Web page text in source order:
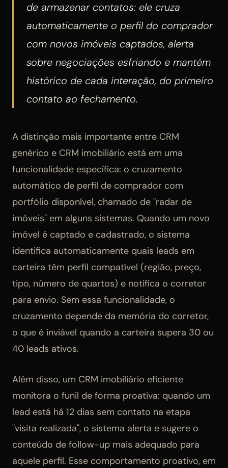
de armazenar contatos: ele cruza
automaticamente o perfil do comprador
com novos imóveis captados, alerta
sobre negociações esfriando e mantém
histórico de cada interação, do primeiro
contato ao fechamento.
A distinção mais importante entre CRM
genérico e CRM imobiliário está em uma
funcionalidade específica: o cruzamento
automático de perfil de comprador com
portfólio disponível, chamado de "radar de
imóveis" em alguns sistemas. Quando um novo
imóvel é captado e cadastrado, o sistema
identifica automaticamente quais leads em
carteira têm perfil compatível (região, preço,
tipo, número de quartos) e notifica o corretor
para envio. Sem essa funcionalidade, o
cruzamento depende da memória do corretor,
o que é inviável quando a carteira supera 30 ou
40 leads ativos.
Além disso, um CRM imobiliário eficiente
monitora o funil de forma proativa: quando um
lead está há 12 dias sem contato na etapa
"visita realizada", o sistema alerta e sugere o
conteúdo de follow-up mais adequado para
aquele perfil. Esse comportamento proativo, em